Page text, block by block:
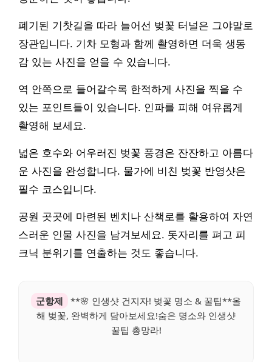
폐기된 기찻길을 따라 늘어선 벚꽃 터널은 그야말로
장관입니다. 기차 모형과 함께 촬영하면 더욱 생동
감 있는 사진을 얻을 수 있습니다.
역 안쪽으로 들어갈수록 한적하게 사진을 찍을 수
있는 포인트들이 있습니다. 인파를 피해 여유롭게
촬영해 보세요.
넓은 호수와 어우러진 벚꽃 풍경은 잔잔하고 아름다
운 사진을 완성합니다. 물가에 비친 벚꽃 반영샷은
필수 코스입니다.
공원 곳곳에 마련된 벤치나 산책로를 활용하여 자연
스러운 인물 사진을 남겨보세요. 돗자리를 펴고 피
크닉 분위기를 연출하는 것도 좋습니다.
군항제
**🌸 인생샷 건지자! 벚꽃 명소 & 꿀팁**올
해 벚꽃, 완벽하게 담아보세요!숨은 명소와 인생샷
꿀팁 총망라!